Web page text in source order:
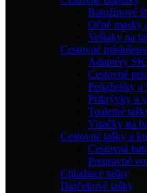
Batožinové
Očné masky
Vešiaky na
Cestovné
Adaptéry
Cestovné
Peňaženky a
Prikrývky a
Toaletné
Visačky na
Cestovné tašky a
Cestovná
Prepravné
Chladiace tašky
Darčekové tašky